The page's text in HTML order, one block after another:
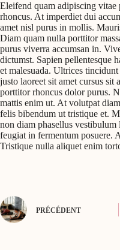
Eleifend quam adipiscing vitae
rhoncus. At imperdiet dui
amet nisl purus in mollis.
Diam quam nulla porttitor
purus viverra accumsan in.
dictumst. Sapien pellentesque
et malesuada. Ultrices
justo laoreet sit amet cursus
porttitor rhoncus dolor purus.
mattis enim ut. At volutpat
felis bibendum ut tristique et.
non diam phasellus
feugiat in fermentum posuere.
Tristique nulla aliquet enim
PRÉCÉDENT